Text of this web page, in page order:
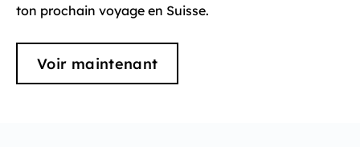
ton prochain voyage en Suisse.
Voir maintenant